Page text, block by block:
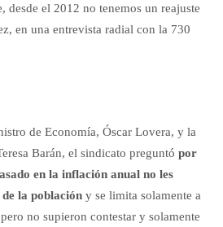
desde el 2012 no tenemos un reajuste
en una entrevista radial con la 730
de Economía, Óscar Lovera, y la
Barán, el sindicato preguntópor
en la inflación anual no les
de la poblacióny se limita solamente a
no supieron contestar y solamente